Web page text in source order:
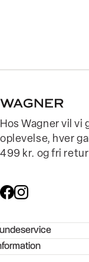
Hos Wagner vil vi
oplevelse, hver
499 kr. og fri
-